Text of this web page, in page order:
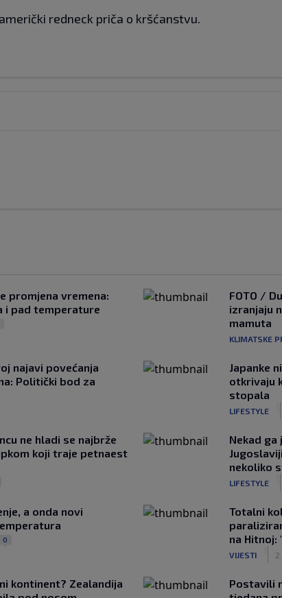
redneck priča o kršćanstvu.
promjena vremena:
i pad temperature
FOTO /
izranjaju
mamuta
KLIMATSKE
najavi povećanja
Politički bod za
Japanke
otkrivaju
stopala
LIFESTYLE
ne hladi se najbrže
koji traje petnaest
Nekad ga
nekoliko
LIFESTYLE
a onda novi
0
Totalni
na Hitnoj:
VIJESTI
kontinent? Zealandija
Postavili